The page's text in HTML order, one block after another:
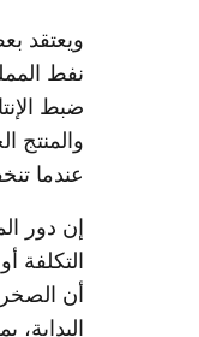
ويعتقد
نفط
ضبط
والمنتج
عندما
إن دور
التكلفة
أن الصخر